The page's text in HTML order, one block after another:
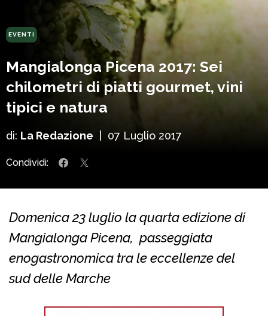
EVENTI
Mangialonga Picena 2017: Sei
chilometri di piatti gourmet, vini
tipici e natura
di: La Redazione 07 Luglio 2017
Condividi:
Domenica 23 luglio la quarta edizione di
Mangialonga Picena, passeggiata
enogastronomica tra le eccellenze del
sud delle Marche